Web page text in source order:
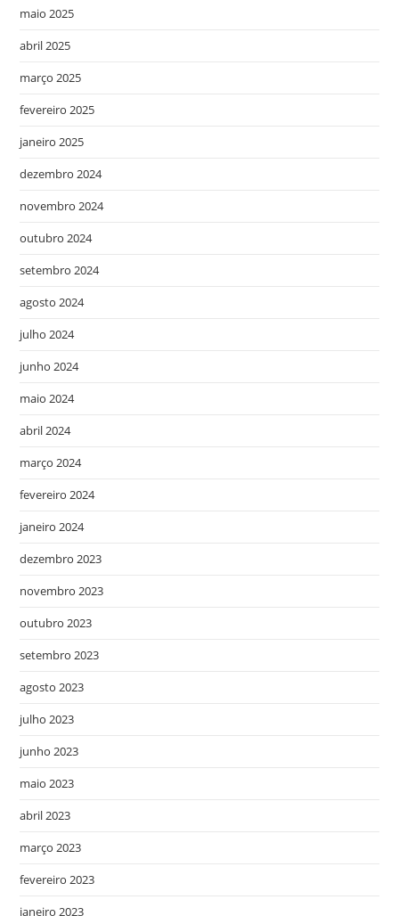
maio 2025
abril 2025
março 2025
fevereiro 2025
janeiro 2025
dezembro 2024
novembro 2024
outubro 2024
setembro 2024
agosto 2024
julho 2024
junho 2024
maio 2024
abril 2024
março 2024
fevereiro 2024
janeiro 2024
dezembro 2023
novembro 2023
outubro 2023
setembro 2023
agosto 2023
julho 2023
junho 2023
maio 2023
abril 2023
março 2023
fevereiro 2023
janeiro 2023